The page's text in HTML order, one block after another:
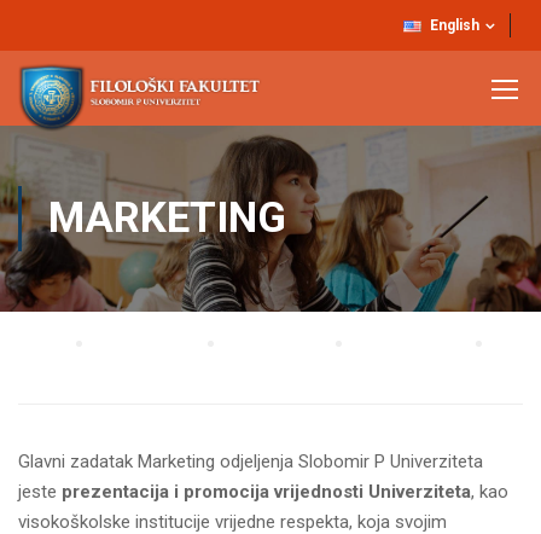
English
MARKETING
Glavni zadatak Marketing odjeljenja Slobomir P Univerziteta
jeste prezentacija i promocija vrijednosti Univerziteta, kao
visokoškolske institucije vrijedne respekta, koja svojim